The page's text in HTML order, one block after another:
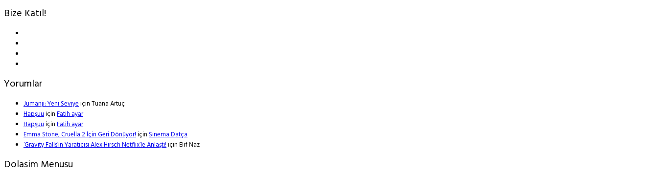
Bize Katıl!
Yorumlar
Jumanji: Yeni SeviyeiçinTuana Artuç
HapşuuiçinFatih ayar
HapşuuiçinFatih ayar
Emma Stone, Cruella 2 İçin Geri Dönüyor!içinSinema Datça
‘Gravity Falls’ın Yaratıcısı Alex Hirsch Netflix’le Anlaştı!içinElif Naz
Dolasim Menusu